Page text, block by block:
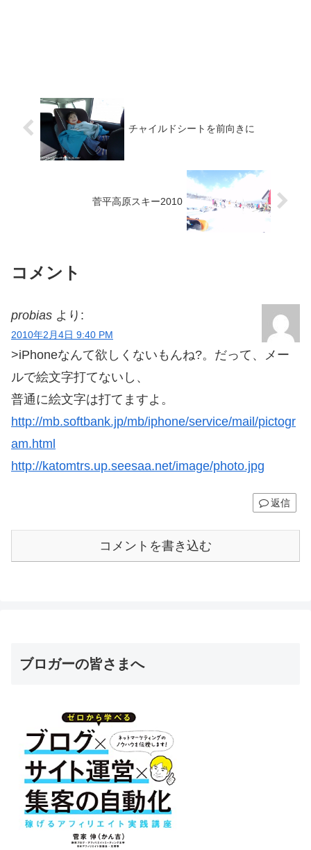
チャイルドシートを前向きに
菅平高原スキー2010
コメント
probias より:
2010年2月4日 9:40 PM
>iPhoneなんて欲しくないもんね?。だって、メー
ルで絵文字打てないし、
普通に絵文字は打てますよ。
http://mb.softbank.jp/mb/iphone/service/mail/pictogr
am.html
http://katomtrs.up.seesaa.net/image/photo.jpg
返信
コメントを書き込む
ブロガーの皆さまへ